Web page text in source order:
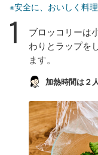
※安全に、おいしく料
1
ブロッコリーは
わりとラップを
ます。
加熱時間は２